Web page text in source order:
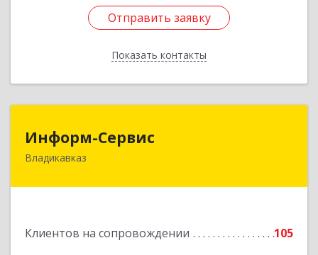
Отправить заявку
Показать контакты
Отправить заявку
Назад
Информ-Сервис
Владикавказ
Клиентов на сопровождении 105
362020, Северная Осетия - Алания Респ,